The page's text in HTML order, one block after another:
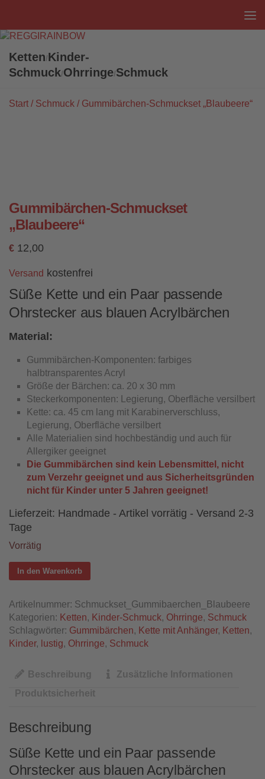
Ketten/Kinder-
Schmuck/Ohrringe/Schmuck
Start / Schmuck / Gummibärchen-Schmuckset „Blaubeere“
Gummibärchen-Schmuckset
„Blaubeere“
€ 12,00
Versand kostenfrei
Süße Kette und ein Paar passende
Ohrstecker aus blauen Acrylbärchen
Material:
Gummibärchen-Komponenten: farbiges
halbtransparentes Acryl
Größe der Bärchen: ca. 20 x 30 mm
Steckerkomponenten: Legierung, Oberfläche versilbert
Kette: ca. 45 cm lang mit Karabinerverschluss,
Legierung, Oberfläche versilbert
Alle Materialien sind hochbeständig und auch für
Allergiker geeignet
Die Gummibärchen sind kein Lebensmittel, nicht
zum Verzehr geeignet und aus Sicherheitsgründen
nicht für Kinder unter 5 Jahren geeignet!
Lieferzeit: Handmade - Artikel vorrätig - Versand 2-3
Tage
Vorrätig
In den Warenkorb
Artikelnummer: Schmuckset_Gummibaerchen_Blaubeere
Kategorien: Ketten, Kinder-Schmuck, Ohrringe, Schmuck
Schlagwörter: Gummibärchen, Kette mit Anhänger, Ketten,
Kinder, lustig, Ohrringe, Schmuck
Beschreibung
Zusätzliche Informationen
Produktsicherheit
Beschreibung
Süße Kette und ein Paar passende
Ohrstecker aus blauen Acrylbärchen